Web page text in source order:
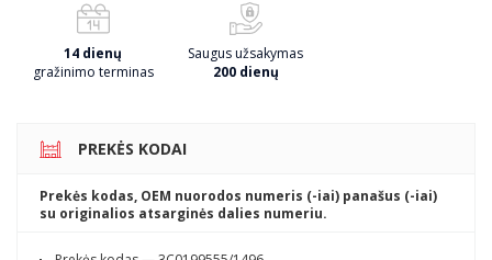
14 dienų
gražinimo terminas
Saugus užsakymas
200 dienų
PREKĖS KODAI
Prekės kodas, OEM nuorodos numeris (-iai) panašus (-iai)
su originalios atsarginės dalies numeriu.